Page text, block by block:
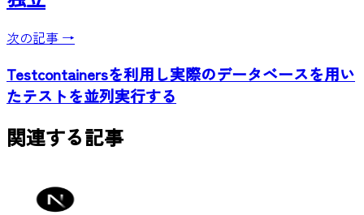
次の記事 →
Testcontainersを利用し実際のデータベースを用い
たテストを並列実行する
関連する記事